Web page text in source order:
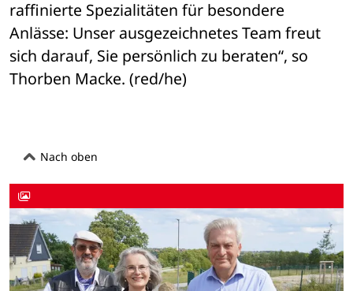
raffinierte Spezialitäten für besondere
Anlässe: Unser ausgezeichnetes Team freut
sich darauf, Sie persönlich zu beraten“, so
Thorben Macke. (red/he)
Nach oben